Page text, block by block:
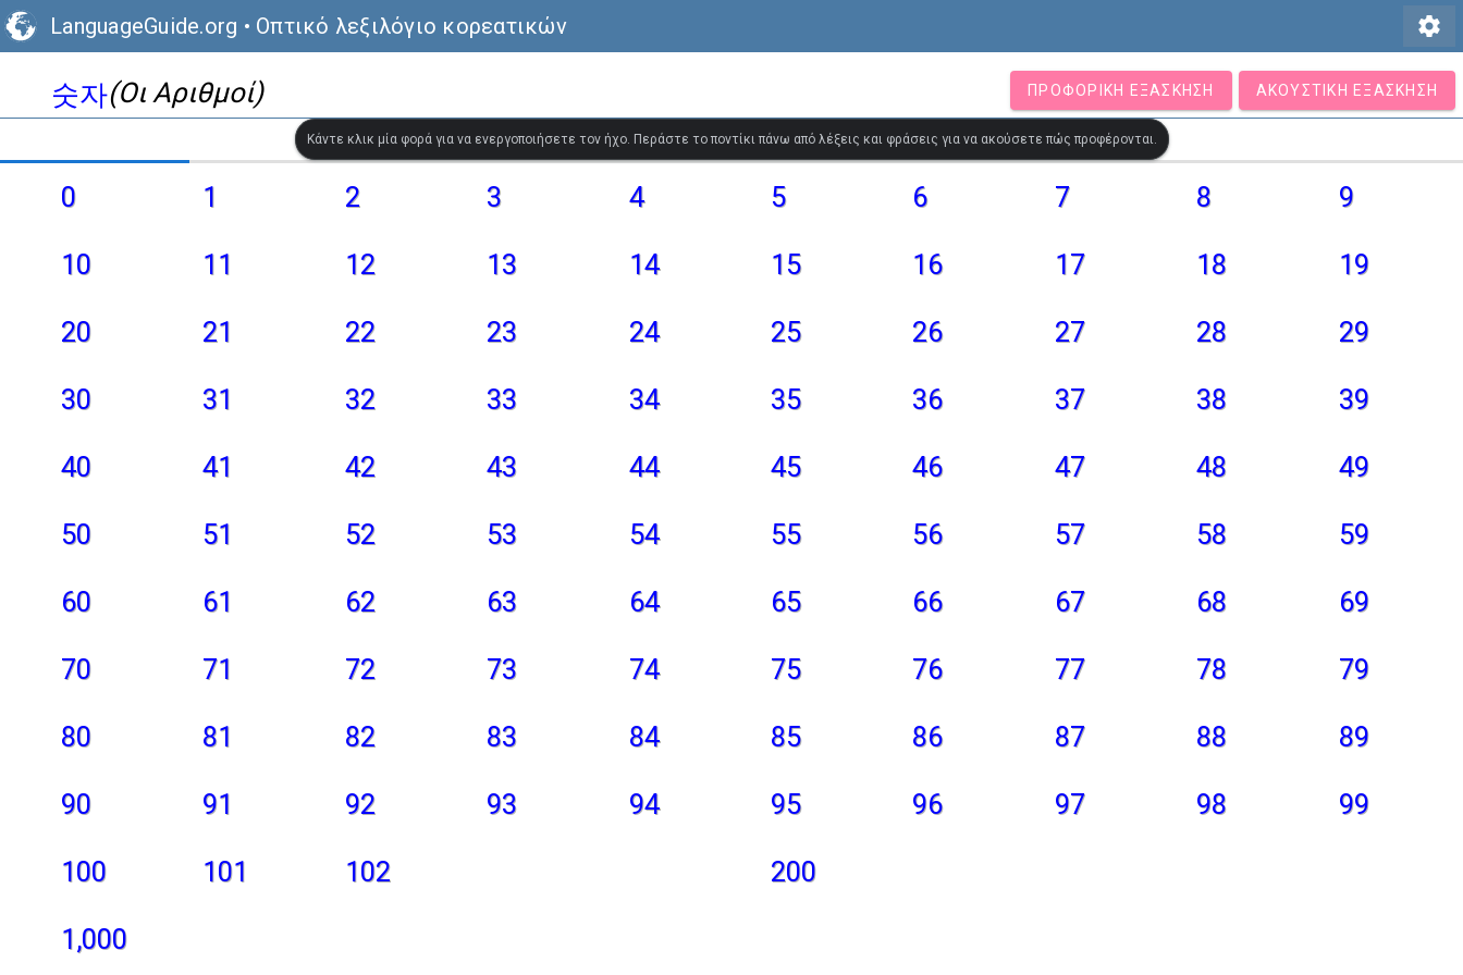
LanguageGuide.org • Οπτικό λεξιλόγιο κορεατικών settings
숫자(Οι Αριθμοί) ΠΡΟΦΟΡΙΚΉ ΕΞΆΣΚΗΣΗ ΑΚΟΥΣΤΙΚΉ ΕΞΆΣΚΗΣΗ
Κάντε κλικ μία φορά για να ενεργοποιήσετε τον ήχο. Περάστε το ποντίκι πάνω από λέξεις και φράσεις για να ακούσετε πώς προφέρονται.
0 1 2 3 4 5 6 7 8 9
10 11 12 13 14 15 16 17 18 19
20 21 22 23 24 25 26 27 28 29
30 31 32 33 34 35 36 37 38 39
40 41 42 43 44 45 46 47 48 49
50 51 52 53 54 55 56 57 58 59
60 61 62 63 64 65 66 67 68 69
70 71 72 73 74 75 76 77 78 79
80 81 82 83 84 85 86 87 88 89
90 91 92 93 94 95 96 97 98 99
100 101 102 200
1,000